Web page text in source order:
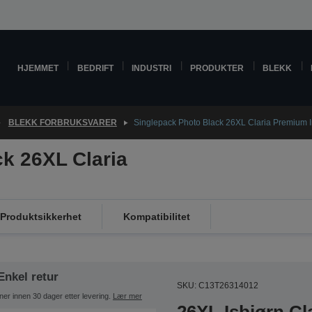
HJEMMET BEDRIFT INDUSTRI PRODUKTER BLEKK
BLEKK FORBRUKSVARER Singlepack Photo Black 26XL Claria Premium
26XL Claria
Produktsikkerhet Kompatibilitet
retur
innen 30 dager etter levering. Lær mer
SKU: C13T26314012